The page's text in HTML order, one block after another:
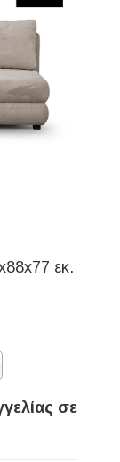
εκ.
σε